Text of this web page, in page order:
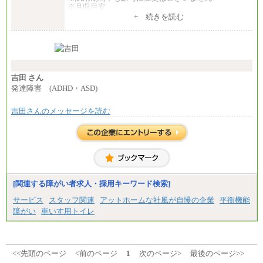
⑥月給33万円～48万円
⑦月給271,000円以上
⑧～⑮月給200,000円〜月給400,000円
⑯月給185,000円以上
⑱月給212,000円以上
㉑月給185,000 円以上
㉒月給185,000 円以上
※全コース共通※ 能力・経験・勤務地などにより
異なります
※試用期間中も給与に変更はございません。
※月収目安
夜勤回数により変動
条件あり）
■その他職種共通
月給：25万3,400円～
※20時間を超過した場合は別途支給
中途：
(1)(2)月給：25万3400円～28万5900円
※20時間を超過した場合は別途支給
※試用期間中も給与に変更はございません
+ 続きを読む
吉田 さん
発達障害 (ADHD・ASD)
吉田さんのメッセージを読む
[関連する障がい者求人・採用キーワード検索]
サービス
スタッフ関連 アットホームな社風が自慢の企業
平衡機能
障がい 車いす用トイレ
<<先頭のページ <前のページ 1 次のページ> 最後のページ>>